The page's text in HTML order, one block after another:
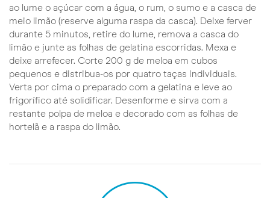
ao lume o açúcar com a água, o rum, o sumo e a casca de
meio limão (reserve alguma raspa da casca). Deixe ferver
durante 5 minutos, retire do lume, remova a casca do
limão e junte as folhas de gelatina escorridas. Mexa e
deixe arrefecer. Corte 200 g de meloa em cubos
pequenos e distribua-os por quatro taças individuais.
Verta por cima o preparado com a gelatina e leve ao
frigorífico até solidificar. Desenforme e sirva com a
restante polpa de meloa e decorado com as folhas de
hortelã e a raspa do limão.